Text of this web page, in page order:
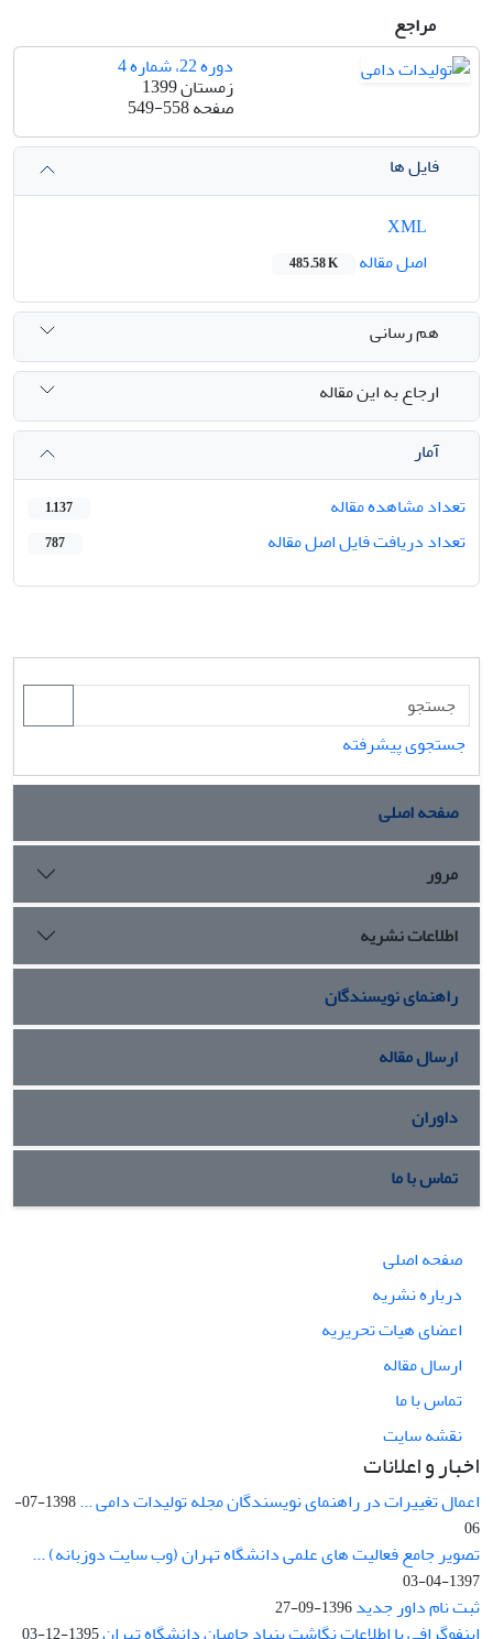
مراجع
دوره 22، شماره 4
زمستان 1399
صفحه549-558
فایل ها
اصل مقاله
485.58 K
هم رسانی
ارجاع به این مقاله
آمار
تعداد مشاهده مقاله
1,137
تعداد دریافت فایل اصل مقاله 787
جستجوی پیشرفته
صفحه اصلی
مرور
اطلاعات نشریه
راهنمای نویسندگان
ارسال مقاله
داوران
تماس با ما
صفحه اصلی
درباره نشریه
اعضای هیات تحریریه
ارسال مقاله
تماس با ما
نقشه سایت
اخبار و اعلانات
اعمال تغییرات در راهنمای نویسندگان مجله تولیدات دامی ...
1398-07-
06
تصویر جامع فعالیت های علمی دانشگاه تهران (وب سایت دوزبانه) ...
1397-04-03
ثبت نام داور جدید1396-09-27